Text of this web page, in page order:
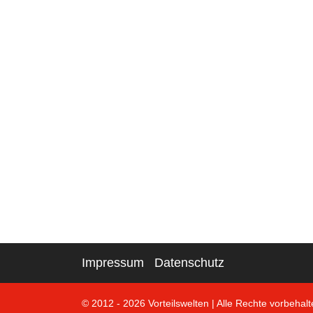
Impressum Datenschutz
© 2012 - 2026 Vorteilswelten | Alle Rechte